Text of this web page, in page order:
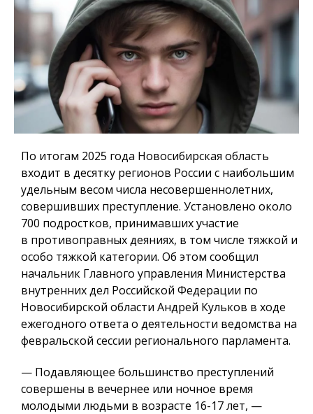
По итогам 2025 года Новосибирская область
входит в десятку регионов России с наибольшим
удельным весом числа несовершеннолетних,
совершивших преступление. Установлено около
700 подростков, принимавших участие
в противоправных деяниях, в том числе тяжкой и
особо тяжкой категории. Об этом сообщил
начальник Главного управления Министерства
внутренних дел Российской Федерации по
Новосибирской области Андрей Кульков в ходе
ежегодного ответа о деятельности ведомства на
февральской сессии регионального парламента.
— Подавляющее большинство преступлений
совершены в вечернее или ночное время
молодыми людьми в возрасте 16-17 лет, —